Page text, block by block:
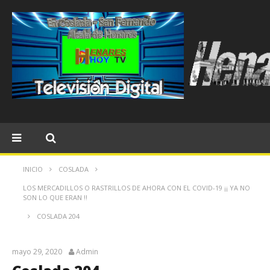
INICIO COSLADA
LOS MERCADILLOS O RASTRILLOS DE AHORA CON EL COVID-19 ¡¡ YA NO
SON LO QUE ERAN !!
COSLADA 204
mayo 29, 2020 Admin